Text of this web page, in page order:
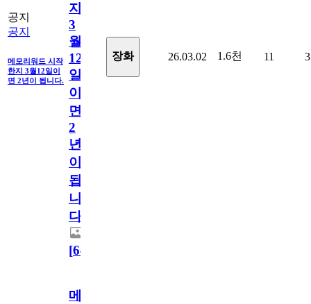
공지
공지
메모리워드 시작
한지 3월12일이
면 2년이 됩니다.
지
3
월
12
일
이
면
2
년
이
됩
니
다.
[64
장화 26.03.02 1.6천 11 3
메